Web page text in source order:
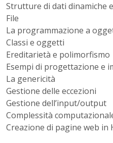
Strutture di dati dinamiche
File
La programmazione a
Classi e oggetti
Ereditarietà e polimorfismo
Esempi di progettazione e
La genericità
Gestione delle eccezioni
Gestione dell’input/output
Complessità
Creazione di pagine web in